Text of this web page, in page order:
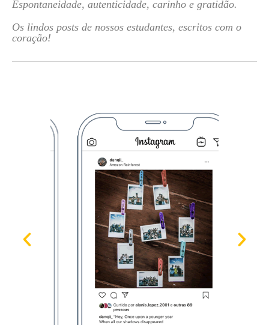
Espontaneidade, autenticidade, carinho e gratidão.
Os lindos posts de nossos estudantes, escritos com o
coração!